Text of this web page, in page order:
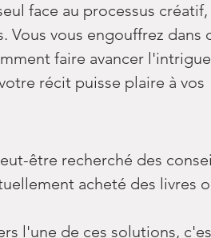
face au processus créatif,
Vous vous engouffrez dans
faire avancer
récit puisse plaire à vos
être recherché des
acheté des livres
l'une de ces solutions,